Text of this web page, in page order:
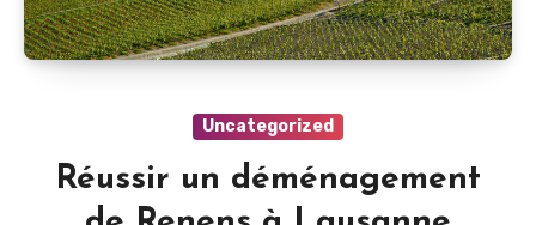
Uncategorized
Réussir un déménagement